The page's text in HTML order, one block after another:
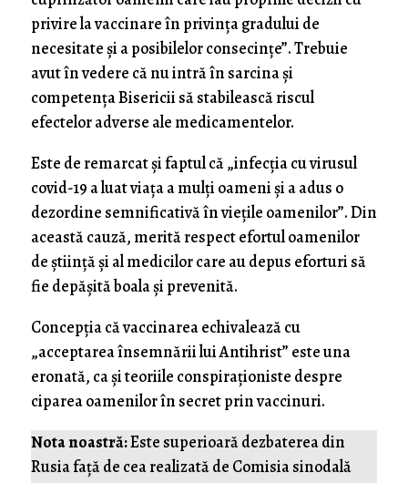
privire la vaccinare în privința gradului de
necesitate și a posibilelor consecințe”. Trebuie
avut în vedere că nu intră în sarcina și
competența Bisericii să stabilească riscul
efectelor adverse ale medicamentelor.
Este de remarcat și faptul că „infecția cu virusul
covid-19 a luat viața a mulți oameni și a adus o
dezordine semnificativă în viețile oamenilor”. Din
această cauză, merită respect efortul oamenilor
de știință și al medicilor care au depus eforturi să
fie depășită boala și prevenită.
Concepția că vaccinarea echivalează cu
„acceptarea însemnării lui Antihrist” este una
eronată, ca și teoriile conspiraționiste despre
ciparea oamenilor în secret prin vaccinuri.
Nota noastră:Este superioară dezbaterea din
Rusia față de cea realizată de Comisia sinodală